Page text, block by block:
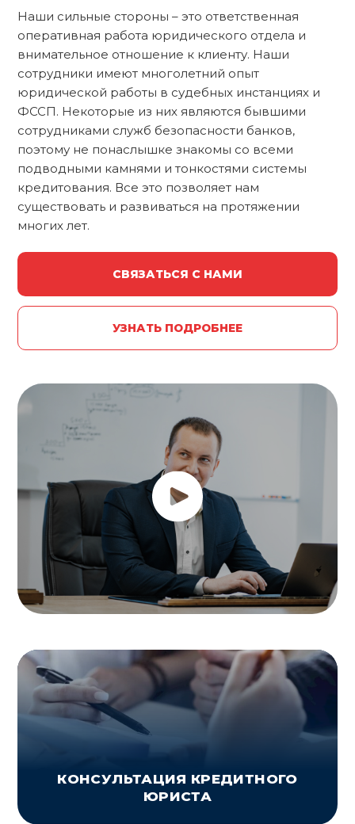
Наши сильные стороны – это ответственная
оперативная работа юридического отдела и
внимательное отношение к клиенту. Наши
сотрудники имеют многолетний опыт
юридической работы в судебных инстанциях и
ФССП. Некоторые из них являются бывшими
сотрудниками служб безопасности банков,
поэтому не понаслышке знакомы со всеми
подводными камнями и тонкостями системы
кредитования. Все это позволяет нам
существовать и развиваться на протяжении
многих лет.
СВЯЗАТЬСЯ С НАМИ
УЗНАТЬ ПОДРОБНЕЕ
КОНСУЛЬТАЦИЯ КРЕДИТНОГО
ЮРИСТА